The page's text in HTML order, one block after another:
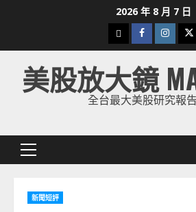
2026 年 8 月 7 日
下
載
美
股
Facebook
美股放大鏡
全台最大美股研究報
Primary
新聞短評